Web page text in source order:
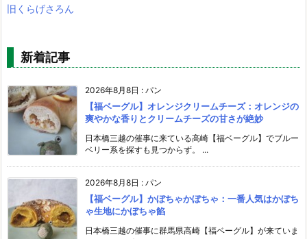
旧くらげさろん
新着記事
2026年8月8日 : パン
【福ベーグル】オレンジクリームチーズ：オレンジの
爽やかな香りとクリームチーズの甘さが絶妙
日本橋三越の催事に来ている高崎【福ベーグル】でブルー
ベリー系を探すも見つからず。 ...
2026年8月8日 : パン
【福ベーグル】かぼちゃかぼちゃ：一番人気はかぼち
ゃ生地にかぼちゃ餡
日本橋三越の催事に群馬県高崎【福ベーグル】が来ていま